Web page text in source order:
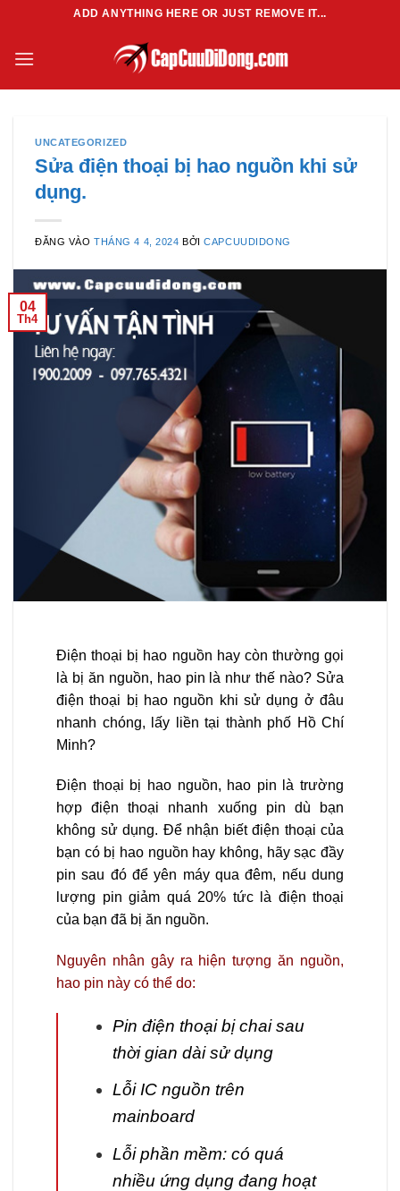
nội
ADD ANYTHING HERE OR JUST REMOVE IT...
UNCATEGORIZED
Sửa điện thoại bị hao nguồn khi sử
dụng.
ĐĂNG VÀOTHÁNG 4 4, 2024 BỞICAPCUUDIDONG
04
Th4
Điện thoại bị hao nguồn hay còn thường gọi
là bị ăn nguồn, hao pin là như thế nào? Sửa
điện thoại bị hao nguồn khi sử dụng ở đâu
nhanh chóng, lấy liền tại thành phố Hồ Chí
Minh?
Điện thoại bị hao nguồn, hao pin là trường
hợp điện thoại nhanh xuống pin dù bạn
không sử dụng. Để nhận biết điện thoại của
bạn có bị hao nguồn hay không, hãy sạc đầy
pin sau đó để yên máy qua đêm, nếu dung
lượng pin giảm quá 20% tức là điện thoại
của bạn đã bị ăn nguồn.
Nguyên nhân gây ra hiện tượng ăn nguồn,
hao pin này có thể do:
Pin điện thoại bị chai sau
thời gian dài sử dụng
Lỗi IC nguồn trên
mainboard
Lỗi phần mềm: có quá
nhiều ứng dụng đang hoạt